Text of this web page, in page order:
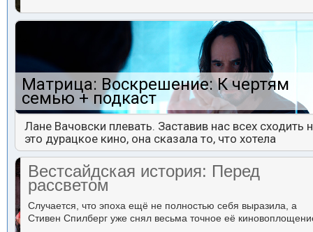
Матрица: Воскрешение: К чертям
семью + подкаст
Лане Вачовски плевать. Заставив нас всех сходить
это дурацкое кино, она сказала то, что хотела
Вестсайдская история: Перед
рассветом
Случается, что эпоха ещё не полностью себя выразила, а
Стивен Спилберг уже снял весьма точное её